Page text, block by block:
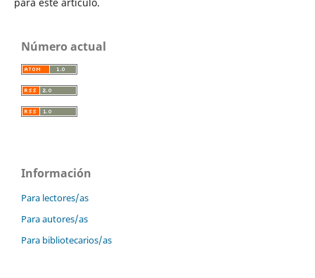
Número actual
Información
Para lectores/as
Para autores/as
Para bibliotecarios/as